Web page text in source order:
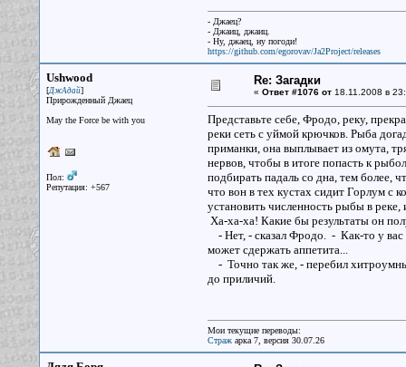
- Джаец?
- Джаиц, джаиц.
- Ну, джаец, ну погоди!
https://github.com/egorovav/Ja2Project/releases
Ushwood
[ДжАдай]
Прирожденный Джаец
May the Force be with you
Пол:
Репутация: +567
Re: Загадки
« Ответ #1076 от18.11.2008 в
Представьте себе, Фродо, реку,
реки сеть с уймой крючков. Рыба
приманки, она выплывает из омута,
нервов, чтобы в итоге попасть к
подбирать падаль со дна, тем более,
что вон в тех кустах сидит Горлум с
установить численность рыбы в
Ха-ха-ха! Какие бы результаты он
- Нет, - сказал Фродо. - Как-то у вас
может сдержать аппетита...
- Точно так же, - перебил
до приличий.
Мои текущие переводы:
Стражарка 7, версия 30.07.26